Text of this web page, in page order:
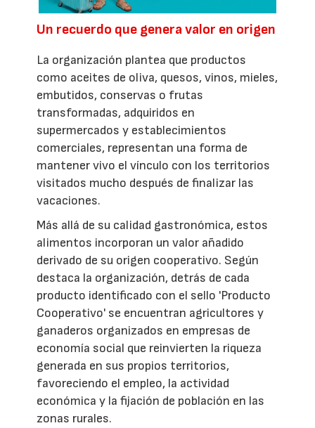
Un recuerdo que genera valor en origen
La organización plantea que productos
como aceites de oliva, quesos, vinos, mieles,
embutidos, conservas o frutas
transformadas, adquiridos en
supermercados y establecimientos
comerciales, representan una forma de
mantener vivo el vínculo con los territorios
visitados mucho después de finalizar las
vacaciones.
Más allá de su calidad gastronómica, estos
alimentos incorporan un valor añadido
derivado de su origen cooperativo. Según
destaca la organización, detrás de cada
producto identificado con el sello 'Producto
Cooperativo' se encuentran agricultores y
ganaderos organizados en empresas de
economía social que reinvierten la riqueza
generada en sus propios territorios,
favoreciendo el empleo, la actividad
económica y la fijación de población en las
zonas rurales.